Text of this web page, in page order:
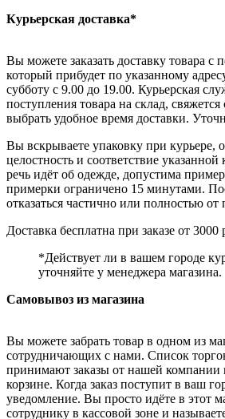
Курьерская доставка*
Вы можете заказать доставку товара с
который прибудет по указанному
субботу с 9.00 до 19.00. Курьерская
поступления товара на склад,
выбрать удобное время доставки.
Вы вскрываете упаковку при курьере,
целостность и соответствие
речь идёт об одежде, допустима
примерки ограничено 15 минутами.
отказаться частично или полностью от
Доставка бесплатна при заказе от 3000
*Действует ли в вашем городе
уточняйте у менеджера магазина.
Самовывоз из магазина
Вы можете забрать товар в одном из
сотрудничающих с нами. Список
принимают заказы от нашей компании
корзине. Когда заказ поступит в ваш
уведомление. Вы просто идёте в этот
сотруднику в кассовой зоне и